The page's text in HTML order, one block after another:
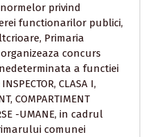
privind
functionarilor publici,
Primaria
concurs
a functiei
CLASA I,
COMPARTIMENT
-UMANE, in cadrul
comunei